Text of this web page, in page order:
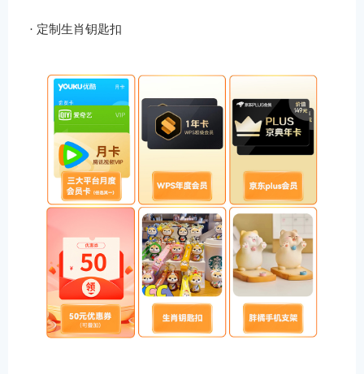
· 定制生肖钥匙扣